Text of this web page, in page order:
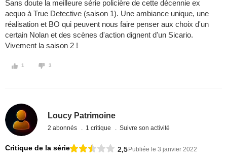
Sans doute la meilleure série policière de cette décennie ex
aequo à True Detective (saison 1). Une ambiance unique, une
réalisation et BO qui peuvent nous faire penser aux choix d'un
certain Nolan et des scènes d'action dignent d'un Sicario.
Vivement la saison 2 !
1 3
Loucy Patrimoine
2 abonnés 1 critique Suivre son activité
Critique de la série 2,5 Publiée le 3 janvier 2022